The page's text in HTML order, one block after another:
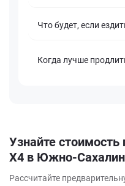
Что будет, если
Когда лучше
Узнайте
X4 в Южно-
Рассчитайте